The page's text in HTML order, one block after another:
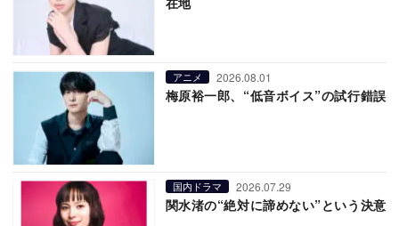
アニメ 2026.08.01
梅原裕一郎、“低音ボイス”の試行錯誤
国内ドラマ 2026.07.29
関水渚の“絶対に諦めない”という決意